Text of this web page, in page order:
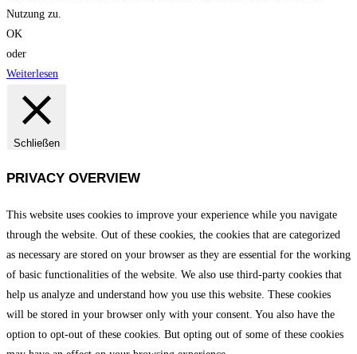
Nutzung zu.
OK
oder
Weiterlesen
Schließen
PRIVACY OVERVIEW
This website uses cookies to improve your experience while you navigate
through the website. Out of these cookies, the cookies that are categorized
as necessary are stored on your browser as they are essential for the working
of basic functionalities of the website. We also use third-party cookies that
help us analyze and understand how you use this website. These cookies
will be stored in your browser only with your consent. You also have the
option to opt-out of these cookies. But opting out of some of these cookies